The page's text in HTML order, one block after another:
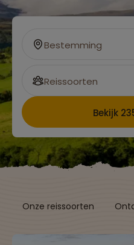
Bestemming
Reissoorten
Bekijk
Onze reissoorten